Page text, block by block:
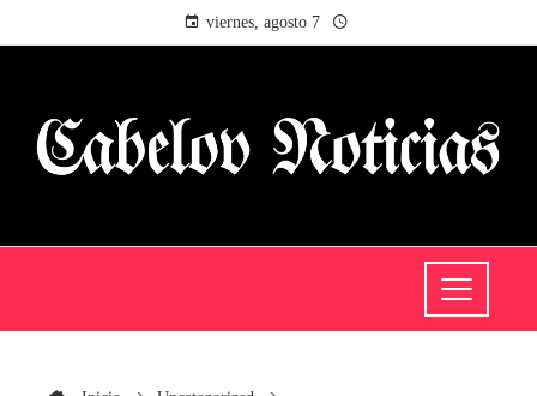
viernes, agosto 7